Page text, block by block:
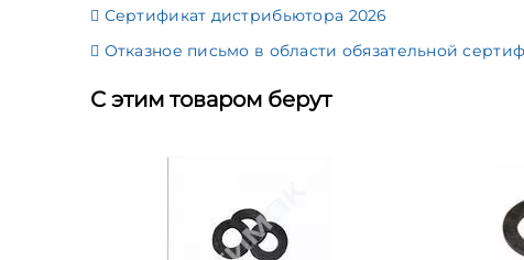
Сертификат дистрибьютора 2026
Отказное письмо в области обязательной
С этим товаром берут